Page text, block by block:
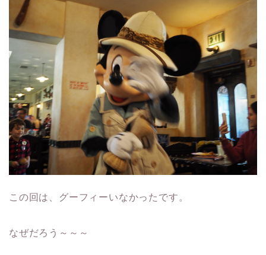
この回は、グーフィーいなかったです。
なぜだろう～～～